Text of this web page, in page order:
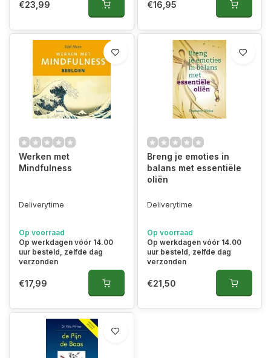
€23,99 €16,95
Werken met
Mindfulness
Deliverytime
Op voorraad
Op werkdagen vóór 14.00
uur besteld, zelfde dag
verzonden
€17,99
Breng je emoties in
balans met essentiële
oliën
Deliverytime
Op voorraad
Op werkdagen vóór 14.00
uur besteld, zelfde dag
verzonden
€21,50